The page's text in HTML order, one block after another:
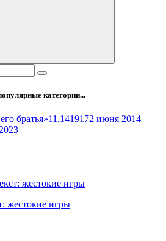
категории...
братья»11.1419172 июня 2014
жестокие игры